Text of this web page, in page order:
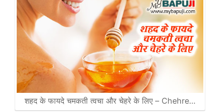
शहद के फायदे चमकती त्वचा और चेहरे के लिए – Chehre…